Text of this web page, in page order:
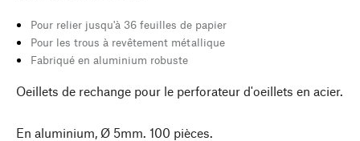
Pour relier jusqu'à 36 feuilles de papier
Pour les trous à revêtement métallique
Fabriqué en aluminium robuste
Oeillets de rechange pour le perforateur d'oeillets en acier.
En aluminium, Ø 5mm. 100 pièces.